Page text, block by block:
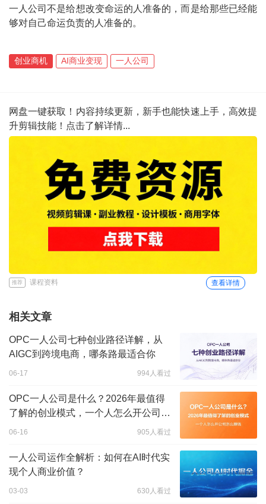
一人公司不是给想改变命运的人准备的，而是给那些已经能
够对自己命运负责的人准备的。
创业商机 AI商业变现 一人公司
网盘一键获取！内容持续更新，新手也能快速上手，高效提
升剪辑技能！点击了解详情...
推荐 课程资料 查看详情
相关文章
OPC一人公司七种创业路径详解，从
AIGC到跨境电商，哪条路最适合你
06-17 994人看过
OPC一人公司是什么？2026年最值得
了解的创业模式，一个人怎么开公司怎
么赚钱
06-16 905人看过
一人公司运作全解析：如何在AI时代实
现个人商业价值？
03-03 630人看过